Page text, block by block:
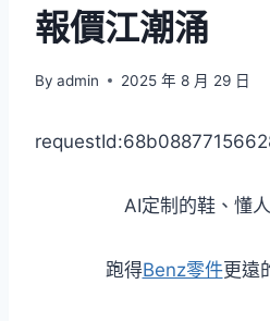
報價江潮涌
By admin 2025 年 8 月 29 日
AI定制的鞋、懂
跑得Benz零件更遠